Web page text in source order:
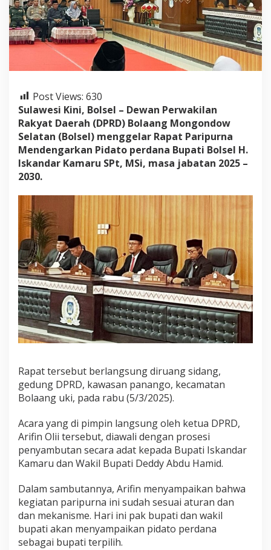
l
,
B
u
p
a
t
d
a
r
p
a
n
P
i
d
a
t
o
P
P
a
c
i
a
Post Views: 630
Sulawesi Kini, Bolsel – Dewan Perwakilan
Rakyat Daerah (DPRD) Bolaang Mongondow
Selatan (Bolsel) menggelar Rapat Paripurna
Mendengarkan Pidato perdana Bupati Bolsel H.
Iskandar Kamaru SPt, MSi, masa jabatan 2025 –
2030.
Rapat tersebut berlangsung diruang sidang,
gedung DPRD, kawasan panango, kecamatan
Bolaang uki, pada rabu (5/3/2025).
Acara yang di pimpin langsung oleh ketua DPRD,
Arifin Olii tersebut, diawali dengan prosesi
penyambutan secara adat kepada Bupati Iskandar
Kamaru dan Wakil Bupati Deddy Abdu Hamid.
Dalam sambutannya, Arifin menyampaikan bahwa
kegiatan paripurna ini sudah sesuai aturan dan
dan mekanisme. Hari ini pak bupati dan wakil
bupati akan menyampaikan pidato perdana
sebagai bupati terpilih.